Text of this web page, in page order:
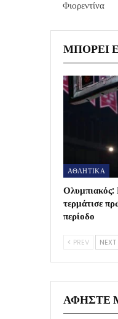
Φιορεντίνα
ΜΠΟΡΕΊ
ΑΘΛΗΤΙΚΑ
Ολυμπιακός:
τερμάτισε
περίοδο
PREV NEXT
ΑΦΉΣΤΕ